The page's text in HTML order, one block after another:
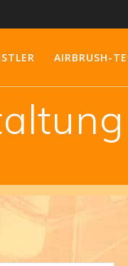
AIRBRUSH-